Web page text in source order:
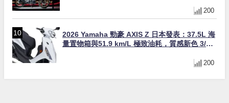
200
2026 Yamaha 勁豪 AXIS Z 日本發表：37.5L 海
量置物箱與51.9 km/L 極致油耗，質感新色 3/31
200